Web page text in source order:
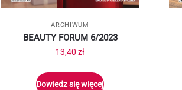
ARCHIWUM
BEAUTY FORUM 6/2023
13,40 zł
Dowiedz się więcej